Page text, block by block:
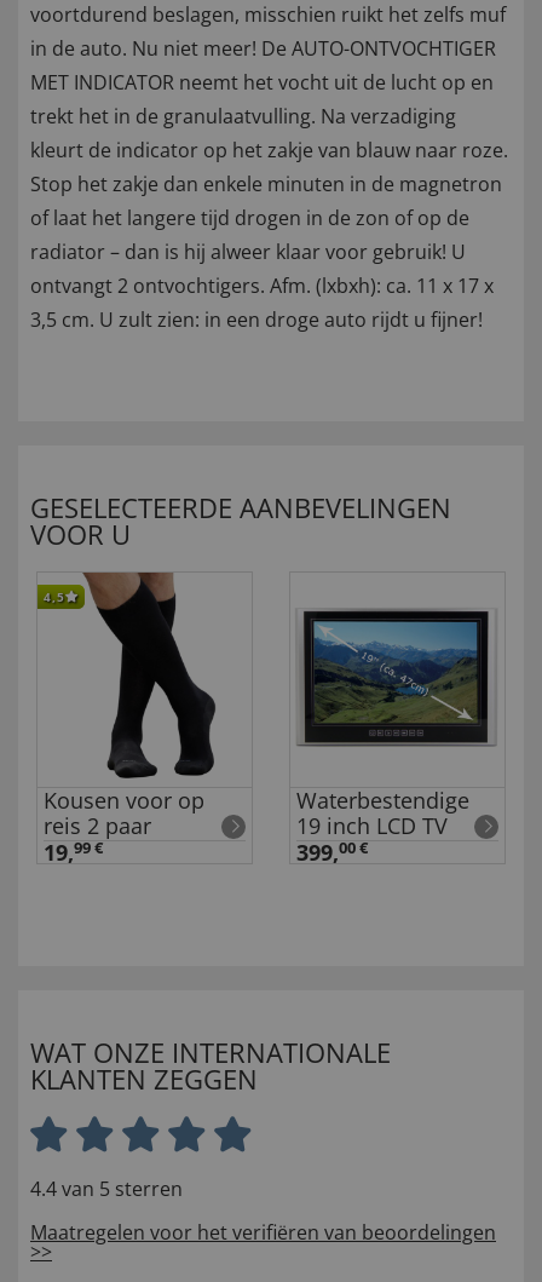
voortdurend beslagen, misschien ruikt het zelfs muf
in de auto. Nu niet meer! De AUTO-ONTVOCHTIGER
MET INDICATOR neemt het vocht uit de lucht op en
trekt het in de granulaatvulling. Na verzadiging
kleurt de indicator op het zakje van blauw naar roze.
Stop het zakje dan enkele minuten in de magnetron
of laat het langere tijd drogen in de zon of op de
radiator – dan is hij alweer klaar voor gebruik! U
ontvangt 2 ontvochtigers. Afm. (lxbxh): ca. 11 x 17 x
3,5 cm. U zult zien: in een droge auto rijdt u fijner!
GESELECTEERDE AANBEVELINGEN
VOOR U
4,5
Kousen voor op
reis 2 paar
19,99 €
Waterbestendige
19 inch LCD TV
399,00 €
WAT ONZE INTERNATIONALE
KLANTEN ZEGGEN
4.4 van 5 sterren
Maatregelen voor het verifiëren van beoordelingen
>>